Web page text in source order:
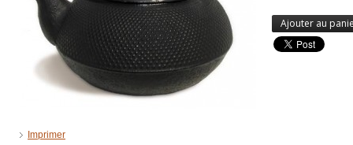
Imprimer
Ajouter au